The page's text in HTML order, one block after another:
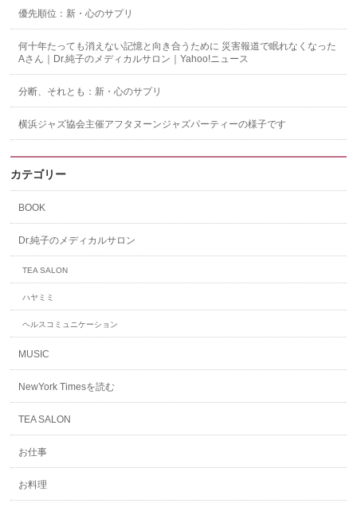
優先順位：新・心のサプリ
何十年たっても消えない記憶と向き合うために 災害報道で眠れなくなった
Aさん｜Dr.純子のメディカルサロン｜Yahoo!ニュース
分断、それとも：新・心のサプリ
横浜ジャズ協会主催アフタヌーンジャズパーティーの様子です
カテゴリー
BOOK
Dr.純子のメディカルサロン
TEA SALON
ハヤミミ
ヘルスコミュニケーション
MUSIC
NewYork Timesを読む
TEA SALON
お仕事
お料理